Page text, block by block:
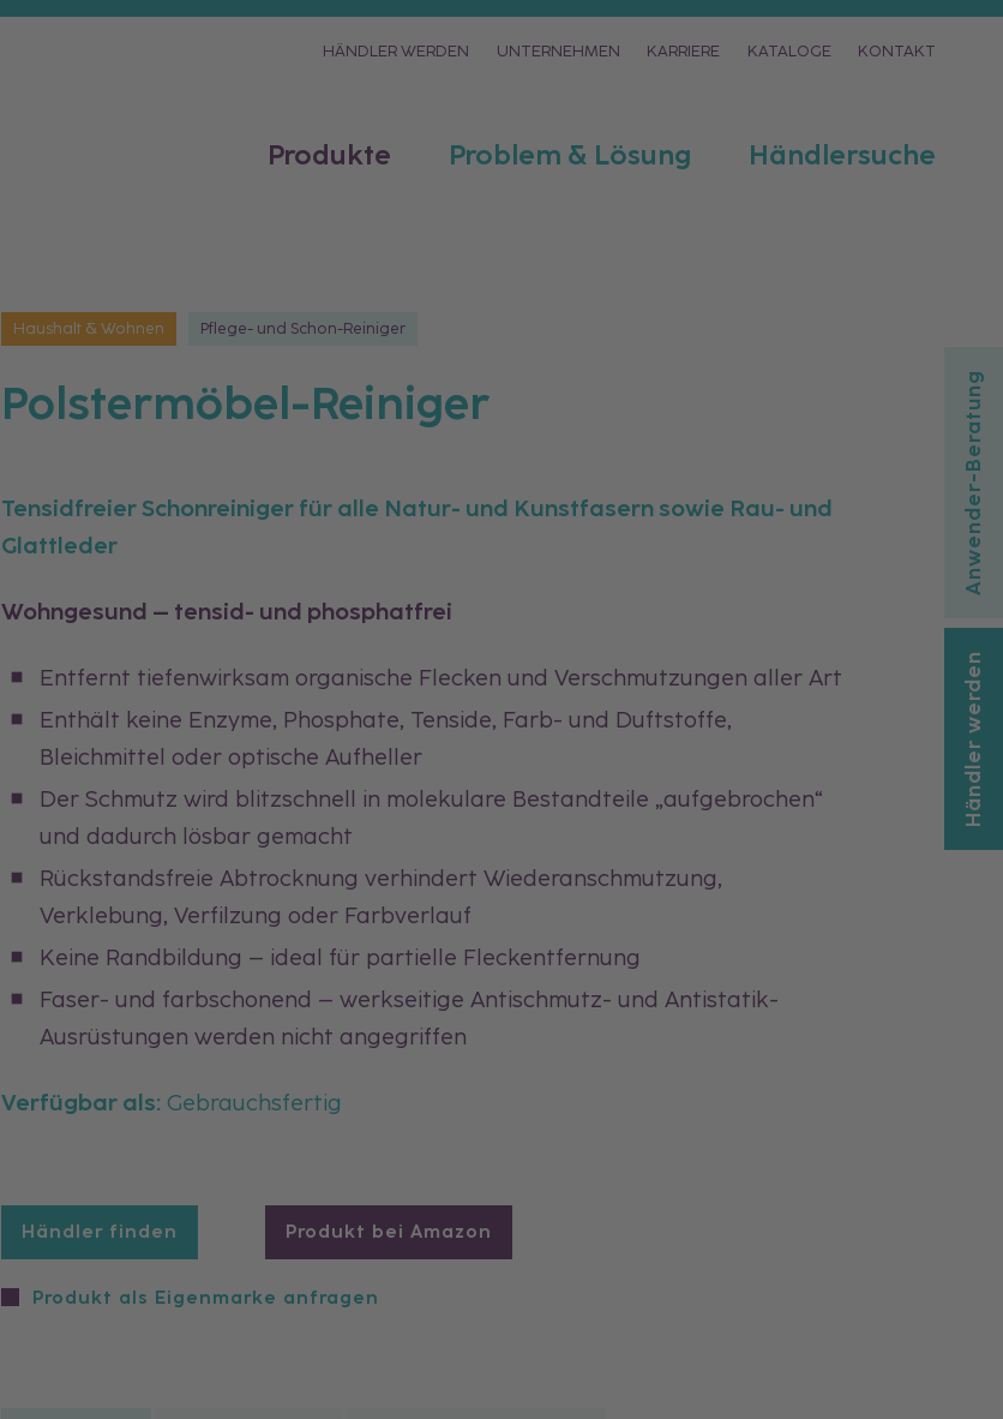
HÄNDLER WERDEN UNTERNEHMEN KARRIERE KATALOGE KONTAKT
Produkte Problem & Lösung Händlersuche
Haushalt & Wohnen Pflege- und Schon-Reiniger
Polstermöbel-Reiniger
Tensidfreier Schonreiniger für alle Natur- und Kunstfasern sowie Rau- und
Glattleder
Wohngesund – tensid- und phosphatfrei
Entfernt tiefenwirksam organische Flecken und Verschmutzungen aller Art
Enthält keine Enzyme, Phosphate, Tenside, Farb- und Duftstoffe,
Bleichmittel oder optische Aufheller
Der Schmutz wird blitzschnell in molekulare Bestandteile „aufgebrochen“
und dadurch lösbar gemacht
Rückstandsfreie Abtrocknung verhindert Wiederanschmutzung,
Verklebung, Verfilzung oder Farbverlauf
Keine Randbildung – ideal für partielle Fleckentfernung
Faser- und farbschonend – werkseitige Antischmutz- und Antistatik-
Ausrüstungen werden nicht angegriffen
Verfügbar als: Gebrauchsfertig
Händler finden Produkt bei Amazon
Produkt als Eigenmarke anfragen
Händler werden
Anwender-Beratung